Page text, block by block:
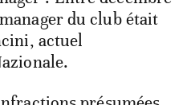
du club était
actuel